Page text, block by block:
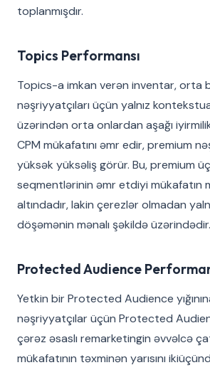
toplanmışdır.
Topics Performansı
Topics-a imkan verən inventar, orta
nəşriyyatçıları üçün yalnız
üzərindən orta onlardan aşağı
CPM mükafatını əmr edir, premium
yüksək yüksəliş görür. Bu, premium
seqmentlərinin əmr etdiyi mükafatın
altındadır, lakin çerezlər olmadan
döşəmənin mənalı şəkildə üzərindədir.
Protected Audience
Yetkin bir Protected Audience
nəşriyyatçılar üçün Protected
çərəz əsaslı remarketingin əvvəlcə
mükafatının təxminən yarısını